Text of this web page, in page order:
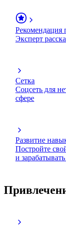
Рекомендация
Эксперт
Сетка
Соцсеть для
сфере
Развитие
Постройте
и